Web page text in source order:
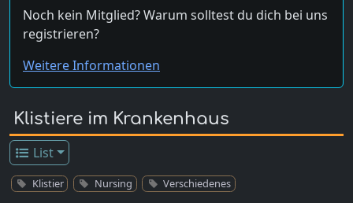
contentNoch kein Mitglied? Warum solltest du dich bei uns
registrieren?
Weitere Informationen
Klistiere im Krankenhaus
List
Klistier Nursing Verschiedenes